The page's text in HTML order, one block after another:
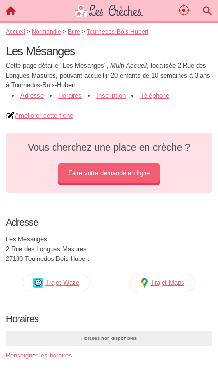
Accueil > Normandie > Eure > Tournedos-Bois-Hubert
Les Mésanges
Cette page détaille "Les Mésanges", Multi-Accueil, localisée 2 Rue des
Longues Masures, pouvant accueillir 20 enfants de 10 semaines à 3 ans
à Tournedos-Bois-Hubert.
Adresse
Horaires Inscription Téléphone
Améliorer cette fiche
Vous cherchez une place en crèche ?
Faire votre demande en ligne
Adresse
Les Mésanges
2 Rue des Longues Masures
27180 Tournedos-Bois-Hubert
Trajet Waze Trajet Maps
Horaires
Horaires non disponibles
Renseigner les horaires